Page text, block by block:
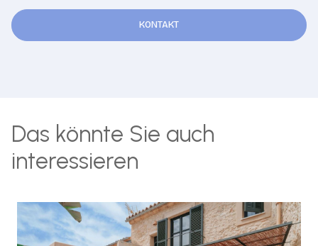
KONTAKT
Das könnte Sie auch
interessieren